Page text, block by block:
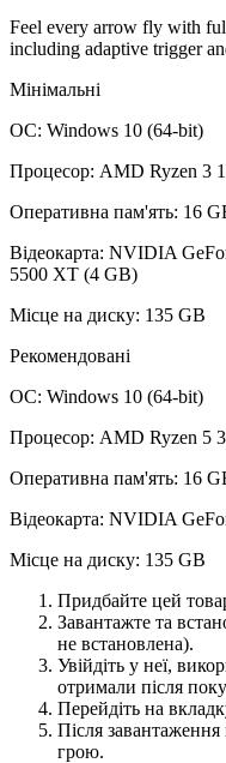
Feel every arrow fly with
including adaptive trigger
Мінімальні
ОС: Windows 10 (64-bit)
Процесор: AMD Ryzen 3
Оперативна пам'ять: 16
Відеокарта: NVIDIA
5500 XT (4 GB)
Місце на диску: 135 GB
Рекомендовані
ОС: Windows 10 (64-bit)
Процесор: AMD Ryzen 5
Оперативна пам'ять: 16
Відеокарта: NVIDIA
Місце на диску: 135 GB
Придбайте цей
Завантажте та
не встановлена).
Увійдіть у неї,
отримали після
Перейдіть на
Після
грою.